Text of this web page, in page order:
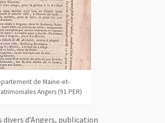
de Maine-et-
Angers (91 PER)
divers d’Angers, publication